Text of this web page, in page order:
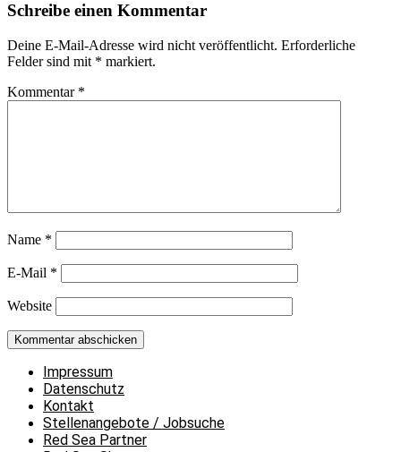
Schreibe einen Kommentar
Deine E-Mail-Adresse wird nicht veröffentlicht. Erforderliche
Felder sind mit * markiert.
Kommentar *
Name *
E-Mail *
Website
Impressum
Datenschutz
Kontakt
Stellenangebote / Jobsuche
Red Sea Partner